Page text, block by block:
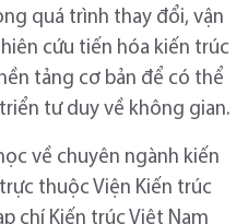
quá trình thay đổi, vận
cứu tiến hóa kiến trúc
tảng cơ bản để có thể
tư duy về không gian.
về chuyên ngành kiến
thuộc Viện Kiến trúc
chí Kiến trúc Việt Nam